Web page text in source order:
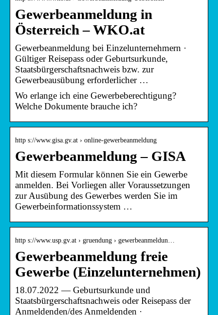
Gewerbeanmeldung in
Österreich – WKO.at
Gewerbeanmeldung bei Einzelunternehmern ·
Gültiger Reisepass oder Geburtsurkunde,
Staatsbürgerschaftsnachweis bzw. zur
Gewerbeausübung erforderlicher …
Wo erlange ich eine Gewerbeberechtigung?
Welche Dokumente brauche ich?
http s://www.gisa.gv.at › online-gewerbeanmeldung
Gewerbeanmeldung – GISA
Mit diesem Formular können Sie ein Gewerbe
anmelden. Bei Vorliegen aller Voraussetzungen
zur Ausübung des Gewerbes werden Sie im
Gewerbeinformationssystem …
http s://www.usp.gv.at › gruendung › gewerbeanmeldun…
Gewerbeanmeldung freie
Gewerbe (Einzelunternehmen)
18.07.2022 — Geburtsurkunde und
Staatsbürgerschaftsnachweis oder Reisepass der
Anmeldenden/des Anmeldenden ·